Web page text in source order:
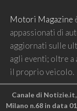
Motori Magazine
appassionati di
aggiornati sulle
agli eventi; oltre a
il proprio veicolo.
Canale di
Milano n.68 in data